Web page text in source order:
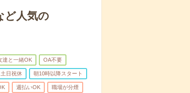
ど人気の
達と一緒OK OA不要
土日祝休 朝10時以降スタート
週払いOK 職場が分煙